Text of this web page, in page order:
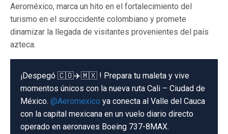
Aeroméxico, marca un hito en el fortalecimiento del
turismo en el suroccidente colombiano y promete
dinamizar la llegada de visitantes provenientes del país
azteca.
¡Despegó 🇨🇴✈️🇲🇽 ! Prepara tu maleta y vive
momentos únicos con la nueva ruta Cali – Ciudad de
México. @Aeromexico ya conecta al Valle del Cauca
con la capital mexicana en un vuelo diario directo
operado en aeronaves Boeing 737-8MAX.